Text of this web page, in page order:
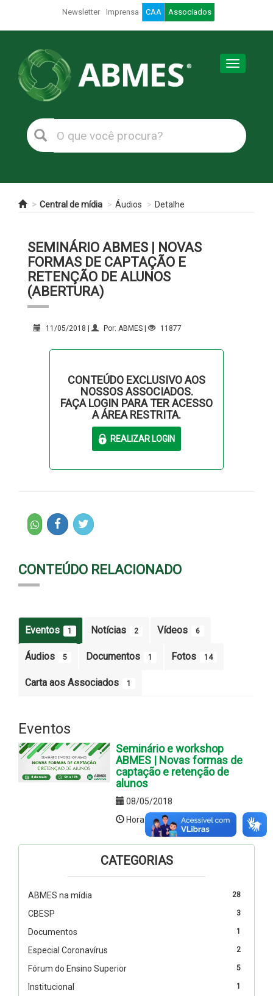
Newsletter Imprensa CAA Associados
Toggle
Central de mídia Áudios Detalhe
SEMINÁRIO ABMES | NOVAS
FORMAS DE CAPTAÇÃO E
RETENÇÃO DE ALUNOS
(ABERTURA)
11/05/2018 | Por: ABMES | 11877
CONTEÚDO EXCLUSIVO AOS
NOSSOS ASSOCIADOS.
FAÇA LOGIN PARA TER ACESSO
A ÁREA RESTRITA.
CONTEÚDO RELACIONADO
Eventos 1 Notícias 2 Vídeos 6
Áudios 5 Documentos 1 Fotos 14
Carta aos Associados 1
Eventos
Seminário e workshop
ABMES | Novas formas de
captação e retenção de
alunos
08/05/2018
Hora:9h a 17h
CATEGORIAS
28
ABMES na mídia
3
CBESP
1
Documentos
2
Especial Coronavírus
5
Fórum do Ensino Superior
1
Institucional